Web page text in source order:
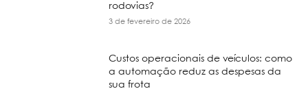
rodovias?
3 de fevereiro de 2026
Custos operacionais de veículos: como
a automação reduz as despesas da
sua frota